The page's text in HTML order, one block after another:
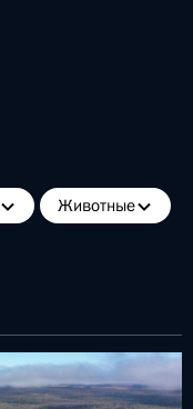
Животные